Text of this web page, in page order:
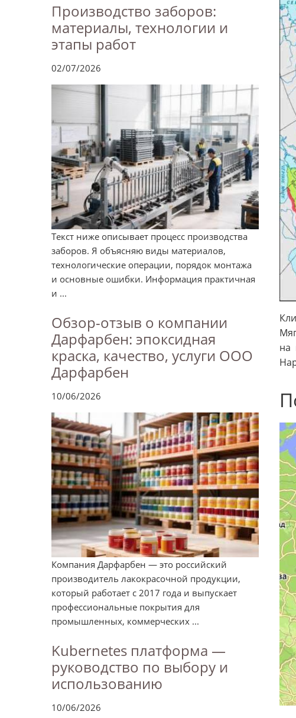
Производство заборов:
материалы, технологии и
этапы работ
02/07/2026
Текст ниже описывает процесс производства
заборов. Я объясняю виды материалов,
технологические операции, порядок монтажа
и основные ошибки. Информация практичная
и ...
Обзор-отзыв о компании
Дарфарбен: эпоксидная
краска, качество, услуги ООО
Дарфарбен
10/06/2026
Компания Дарфарбен — это российский
производитель лакокрасочной продукции,
который работает с 2017 года и выпускает
профессиональные покрытия для
промышленных, коммерческих ...
Kubernetes платформа —
руководство по выбору и
использованию
10/06/2026
на